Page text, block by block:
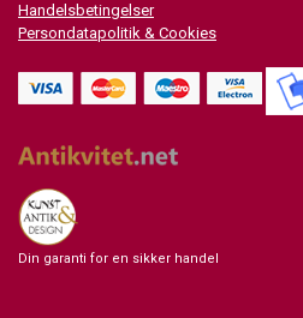
Handelsbetingelser
Persondatapolitik & Cookies
Din garanti for en sikker handel